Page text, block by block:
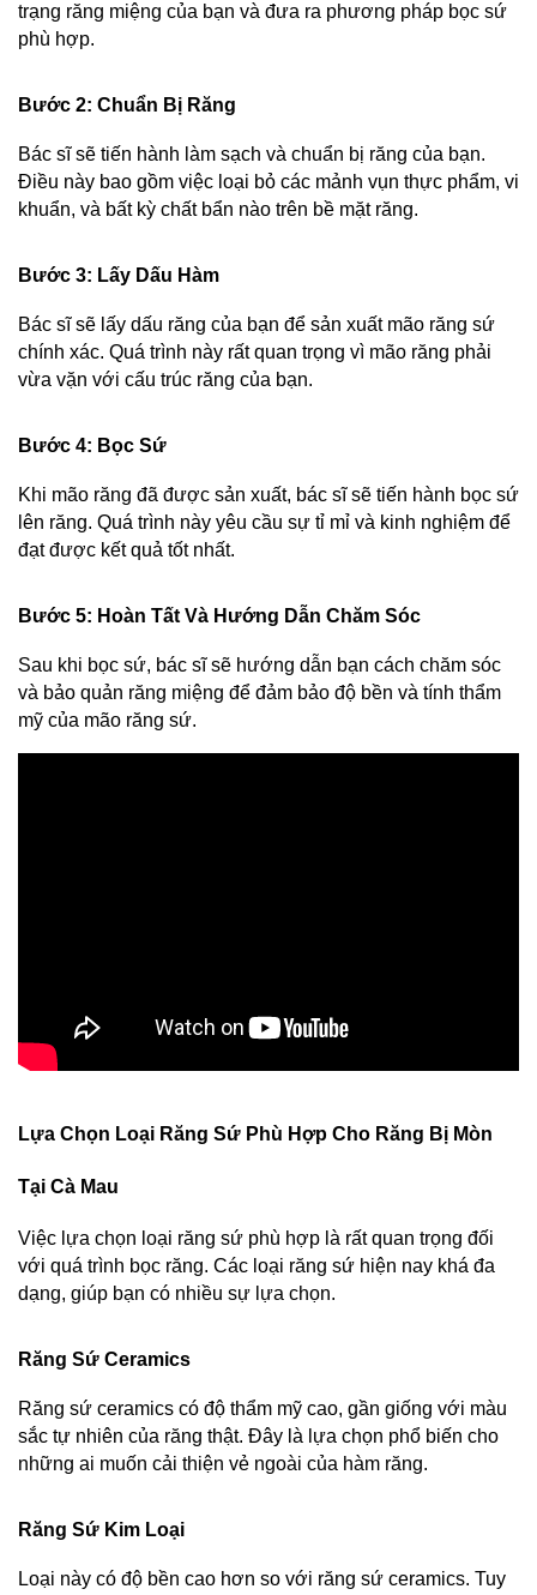
trạng răng miệng của bạn và đưa ra phương pháp bọc sứ
phù hợp.
Bước 2: Chuẩn Bị Răng
Bác sĩ sẽ tiến hành làm sạch và chuẩn bị răng của bạn.
Điều này bao gồm việc loại bỏ các mảnh vụn thực phẩm, vi
khuẩn, và bất kỳ chất bẩn nào trên bề mặt răng.
Bước 3: Lấy Dấu Hàm
Bác sĩ sẽ lấy dấu răng của bạn để sản xuất mão răng sứ
chính xác. Quá trình này rất quan trọng vì mão răng phải
vừa vặn với cấu trúc răng của bạn.
Bước 4: Bọc Sứ
Khi mão răng đã được sản xuất, bác sĩ sẽ tiến hành bọc sứ
lên răng. Quá trình này yêu cầu sự tỉ mỉ và kinh nghiệm để
đạt được kết quả tốt nhất.
Bước 5: Hoàn Tất Và Hướng Dẫn Chăm Sóc
Sau khi bọc sứ, bác sĩ sẽ hướng dẫn bạn cách chăm sóc
và bảo quản răng miệng để đảm bảo độ bền và tính thẩm
mỹ của mão răng sứ.
Lựa Chọn Loại Răng Sứ Phù Hợp Cho Răng Bị Mòn
Tại Cà Mau
Việc lựa chọn loại răng sứ phù hợp là rất quan trọng đối
với quá trình bọc răng. Các loại răng sứ hiện nay khá đa
dạng, giúp bạn có nhiều sự lựa chọn.
Răng Sứ Ceramics
Răng sứ ceramics có độ thẩm mỹ cao, gần giống với màu
sắc tự nhiên của răng thật. Đây là lựa chọn phổ biến cho
những ai muốn cải thiện vẻ ngoài của hàm răng.
Răng Sứ Kim Loại
Loại này có độ bền cao hơn so với răng sứ ceramics. Tuy